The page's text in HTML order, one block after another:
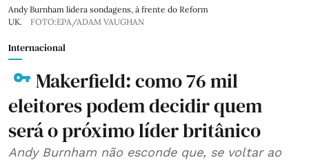
Andy Burnham lidera sondagens, à frente do Reform
UK.
FOTO:EPA/ADAM VAUGHAN
Internacional
Makerfield: como 76 mil
eleitores podem decidir quem
será o próximo líder britânico
Andy Burnham não esconde que, se voltar ao